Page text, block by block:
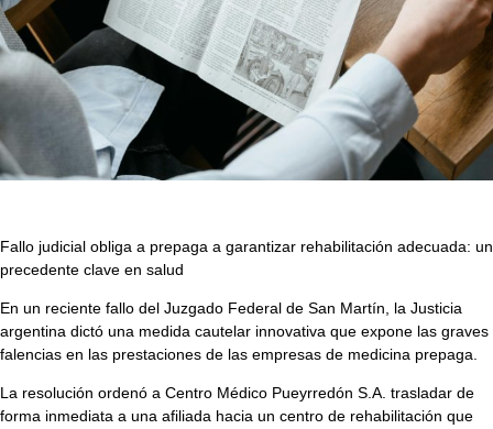
Fallo judicial obliga a prepaga a garantizar rehabilitación adecuada: un
precedente clave en salud
En un reciente fallo del Juzgado Federal de San Martín , la Justicia
argentina dictó una medida cautelar innovativa que expone las graves
falencias en las prestaciones de las empresas de medicina prepaga.
La resolución ordenó a Centro Médico Pueyrredón S.A. trasladar de
forma inmediata a una afiliada hacia un centro de rehabilitación que